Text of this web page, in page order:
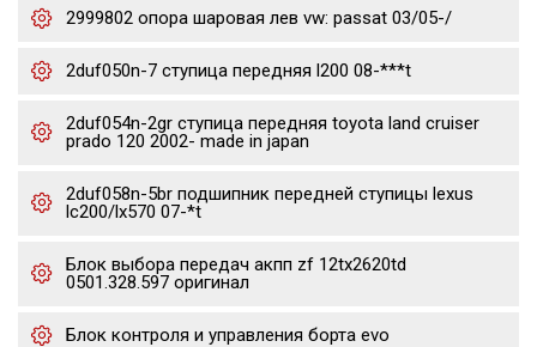
2999802 опора шаровая лев vw: passat 03/05-/
2duf050n-7 ступица передняя l200 08-***t
2duf054n-2gr ступица передняя toyota land cruiser
prado 120 2002- made in japan
2duf058n-5br подшипник передней ступицы lexus
lc200/lx570 07-*t
Блок выбора передач акпп zf 12tx2620td
0501.328.597 оригинал
Блок контроля и управления борта evo